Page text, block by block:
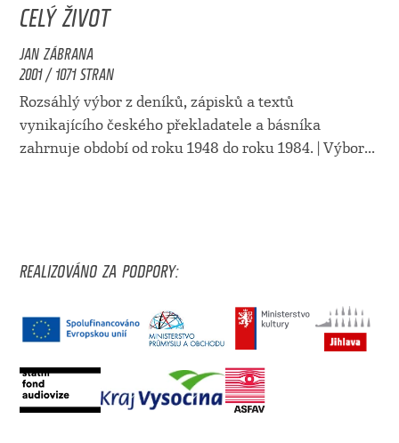
CELÝ ŽIVOT
JAN ZÁBRANA
2001 / 1071 STRAN
Rozsáhlý výbor z deníků, zápisků a textů
vynikajícího českého překladatele a básníka
zahrnuje období od roku 1948 do roku 1984. | Výbor...
REALIZOVÁNO ZA PODPORY: